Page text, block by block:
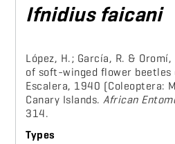
Ifnidius faicani
López, H.; García, R. &
of soft-winged flower beetles
Escalera, 1940 (Coleoptera:
Canary Islands. African
314.
Types